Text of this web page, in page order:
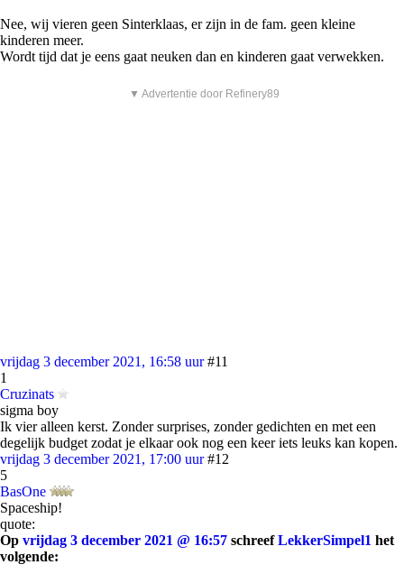
Nee, wij vieren geen Sinterklaas, er zijn in de fam. geen kleine
kinderen meer.
Wordt tijd dat je eens gaat neuken dan en kinderen gaat verwekken.
▼ Advertentie door Refinery89
vrijdag 3 december 2021, 16:58 uur #11
1
Cruzinats
sigma boy
Ik vier alleen kerst. Zonder surprises, zonder gedichten en met een
degelijk budget zodat je elkaar ook nog een keer iets leuks kan kopen.
vrijdag 3 december 2021, 17:00 uur #12
5
BasOne
Spaceship!
quote:
Op vrijdag 3 december 2021 @ 16:57 schreefLekkerSimpel1 het
volgende: